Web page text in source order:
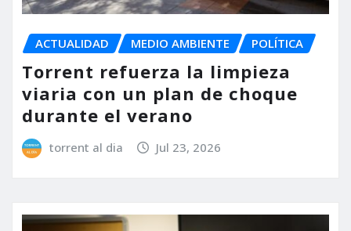
ACTUALIDAD MEDIO AMBIENTE POLÍTICA
Torrent refuerza la limpieza
viaria con un plan de choque
durante el verano
torrent al dia Jul 23, 2026